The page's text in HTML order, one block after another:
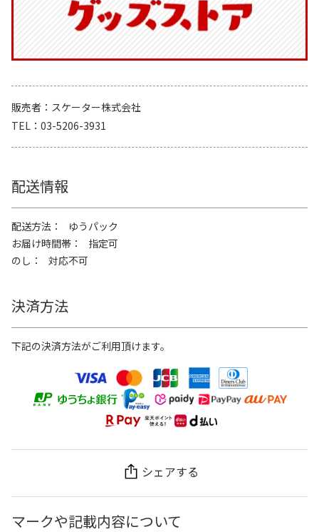
販売者
スケーター株式会社
TEL
03-5206-3931
配送情報
配送方法
ゆうパック
お届け時間帯
指定可
のし
対応不可
決済方法
下記の決済方法がご利用頂けます。
シェアする
マークや記載内容について